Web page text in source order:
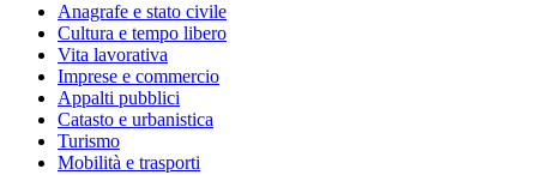
Anagrafe e stato civile
Cultura e tempo libero
Vita lavorativa
Imprese e commercio
Appalti pubblici
Catasto e urbanistica
Turismo
Mobilità e trasporti